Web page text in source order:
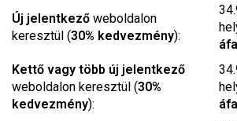
Új jelentkező weboldalon
keresztül (30% kedvezmény):
Kettő vagy több új jelentkező
weboldalon keresztül (30%
kedvezmény):